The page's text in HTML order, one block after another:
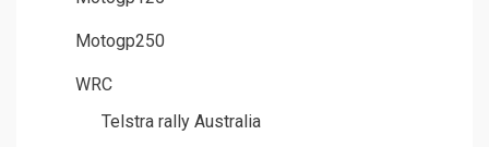
Motogp250
WRC
Telstra rally Australia